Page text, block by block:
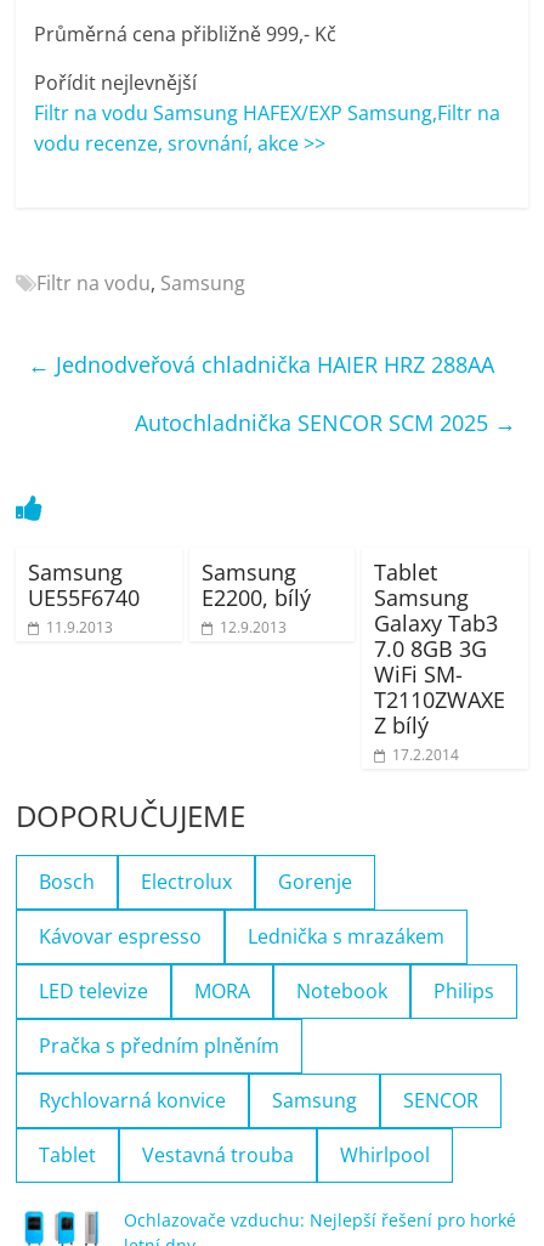
bazény
Nejlepší
elektronika
pračky,
mobilní
Průměrná cena přibližně 999,- Kč
Pořídit nejlevnější
Filtr na vodu Samsung HAFEX/EXP Samsung,Filtr na
vodu recenze, srovnání, akce >>
Filtr na vodu, Samsung
← Jednodveřová chladnička HAIER HRZ 288AA
Autochladnička SENCOR SCM 2025 →
Samsung
UE55F6740
11.9.2013
Samsung
E2200, bílý
12.9.2013
Tablet
Samsung
Galaxy Tab3
7.0 8GB 3G
WiFi SM-
T2110ZWAXE
Z bílý
17.2.2014
DOPORUČUJEME
Bosch Electrolux Gorenje
Kávovar espresso Lednička s mrazákem
LED televize MORA Notebook Philips
Pračka s předním plněním
Rychlovarná konvice Samsung SENCOR
Tablet Vestavná trouba Whirlpool
Ochlazovače vzduchu: Nejlepší řešení pro horké